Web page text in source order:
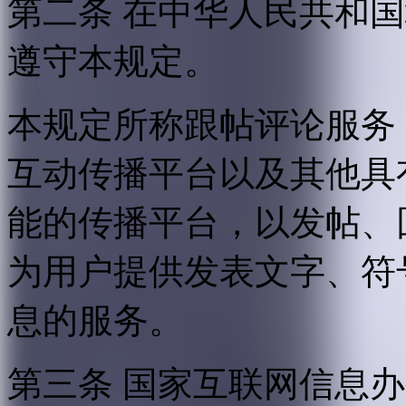
第二条 在中华人民共和
遵守本规定。
本规定所称跟帖评论服
互动传播平台以及其他
能的传播平台，以发帖
为用户提供发表文字、
息的服务。
第三条 国家互联网信息